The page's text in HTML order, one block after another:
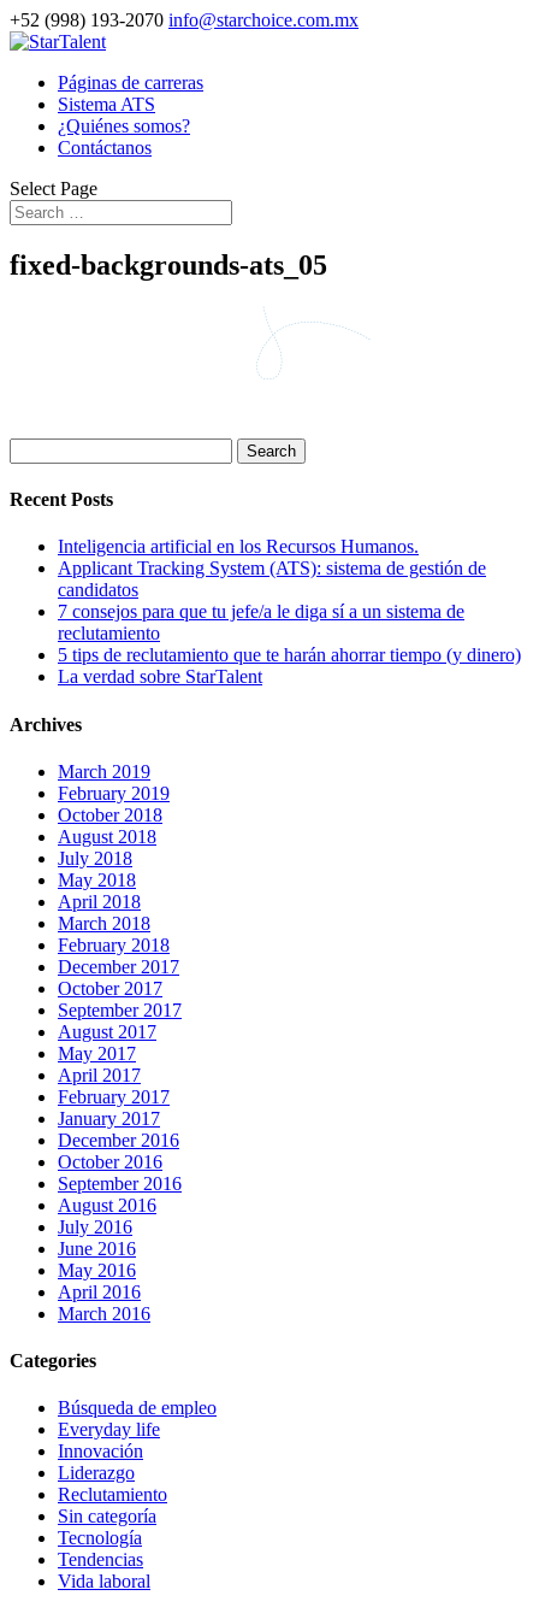
+52 (998) 193-2070 info@starchoice.com.mx
Páginas de carreras
Sistema ATS
¿Quiénes somos?
Contáctanos
Select Page
fixed-backgrounds-ats_05
for:
Recent Posts
Inteligencia artificial en los Recursos Humanos.
Applicant Tracking System (ATS): sistema de gestión de
candidatos
7 consejos para que tu jefe/a le diga sí a un sistema de
reclutamiento
5 tips de reclutamiento que te harán ahorrar tiempo (y dinero)
La verdad sobre StarTalent
Archives
March 2019
February 2019
October 2018
August 2018
July 2018
May 2018
April 2018
March 2018
February 2018
December 2017
October 2017
September 2017
August 2017
May 2017
April 2017
February 2017
January 2017
December 2016
October 2016
September 2016
August 2016
July 2016
June 2016
May 2016
April 2016
March 2016
Categories
Búsqueda de empleo
Everyday life
Innovación
Liderazgo
Reclutamiento
Sin categoría
Tecnología
Tendencias
Vida laboral